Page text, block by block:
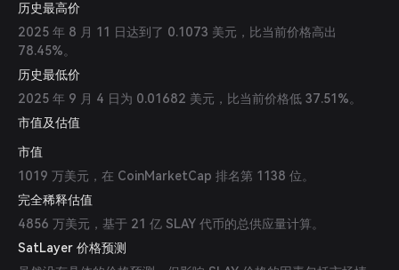
历史最高价
2025 年 8 月 11 日达到了 0.1073 美元，比当前价格高出
78.45%。
历史最低价
2025 年 9 月 4 日为 0.01682 美元，比当前价格低 37.51%。
市值及估值
市值
1019 万美元，在 CoinMarketCap 排名第 1138 位。
完全稀释估值
4856 万美元，基于 21 亿 SLAY 代币的总供应量计算。
SatLayer 价格预测